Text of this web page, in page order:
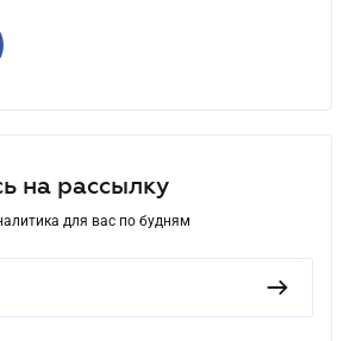
на рассылку
для вас по будням